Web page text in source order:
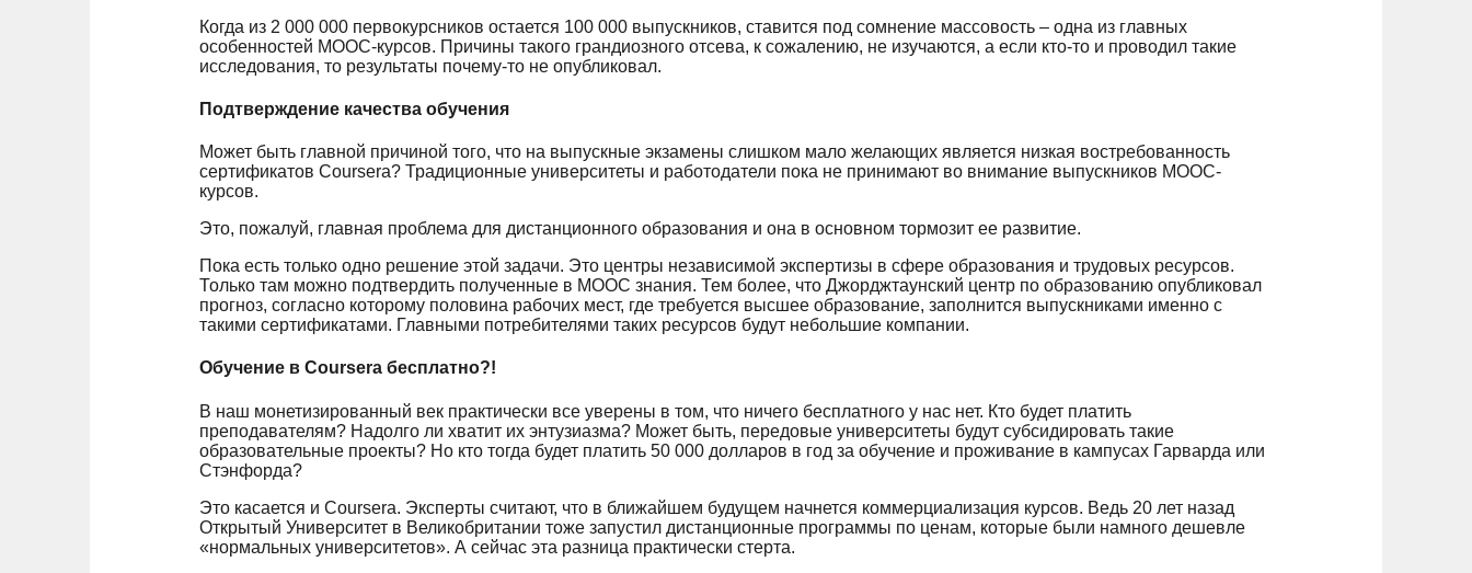
Когда из 2 000 000 первокурсников остается 100 000 выпускников, ставится под сомнение массовость – одна из главных
особенностей МООС-курсов. Причины такого грандиозного отсева, к сожалению, не изучаются, а если кто-то и проводил такие
исследования, то результаты почему-то не опубликовал.
Подтверждение качества обучения
Может быть главной причиной того, что на выпускные экзамены слишком мало желающих является низкая востребованность
сертификатов Coursera? Традиционные университеты и работодатели пока не принимают во внимание выпускников МООС-
курсов.
Это, пожалуй, главная проблема для дистанционного образования и она в основном тормозит ее развитие.
Пока есть только одно решение этой задачи. Это центры независимой экспертизы в сфере образования и трудовых ресурсов.
Только там можно подтвердить полученные в МООС знания. Тем более, что Джорджтаунский центр по образованию опубликовал
прогноз, согласно которому половина рабочих мест, где требуется высшее образование, заполнится выпускниками именно с
такими сертификатами. Главными потребителями таких ресурсов будут небольшие компании.
Обучение в Coursera бесплатно?!
В наш монетизированный век практически все уверены в том, что ничего бесплатного у нас нет. Кто будет платить
преподавателям? Надолго ли хватит их энтузиазма? Может быть, передовые университеты будут субсидировать такие
образовательные проекты? Но кто тогда будет платить 50 000 долларов в год за обучение и проживание в кампусах Гарварда или
Стэнфорда?
Это касается и Coursera. Эксперты считают, что в ближайшем будущем начнется коммерциализация курсов. Ведь 20 лет назад
Открытый Университет в Великобритании тоже запустил дистанционные программы по ценам, которые были намного дешевле
«нормальных университетов». А сейчас эта разница практически стерта.